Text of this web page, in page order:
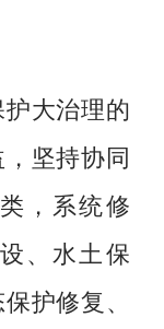
大治理的
坚持协同
，系统修
、水土保
护修复、